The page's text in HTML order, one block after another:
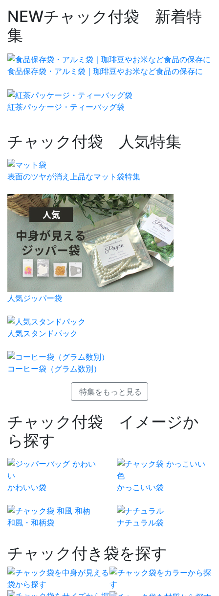
NEWチャック付袋 新着特
集
食品保存袋・アルミ袋｜珈琲豆やお米など食品の保存に
紅茶パッケージ・ティーバッグ袋
チャック付袋 人気特集
表面のツヤが消え上品なマット袋特集
人気ジッパー袋
人気スタンドパック
コーヒー袋（グラム数別）
特集をもっと見る
チャック付袋 イメージか
ら探す
かわいい袋 かっこいい袋
和風・和柄袋 ナチュラル袋
チャック付き袋を探す